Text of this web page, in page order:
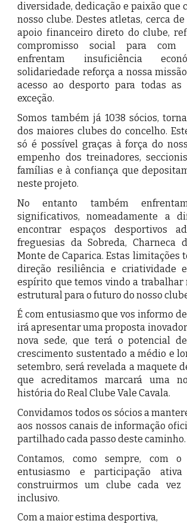
diversidade, dedicação e paixão que
nosso clube. Destes atletas, cerca
apoio financeiro direto do clube,
compromisso social para com
enfrentam insuficiência
solidariedade reforça a nossa
acesso ao desporto para todas as
exceção.
Somos também já 1038 sócios,
dos maiores clubes do concelho.
só é possível graças à força do
empenho dos treinadores,
famílias e à confiança que
neste projeto.
No entanto também
significativos, nomeadamente a
encontrar espaços desportivos
freguesias da Sobreda, Charneca
Monte de Caparica. Estas limitações
direção resiliência e criatividade
espírito que temos vindo a trabalhar
estrutural para o futuro do nosso
É com entusiasmo que vos informo
irá apresentar uma proposta
nova sede, que terá o potencial
crescimento sustentado a médio e
setembro, será revelada a maquete
que acreditamos marcará uma
história do Real Clube Vale Cavala.
Convidamos todos os sócios a
aos nossos canais de informação
partilhado cada passo deste caminho.
Contamos, como sempre, com o
entusiasmo e participação
construirmos um clube cada
inclusivo.
Com a maior estima desportiva,